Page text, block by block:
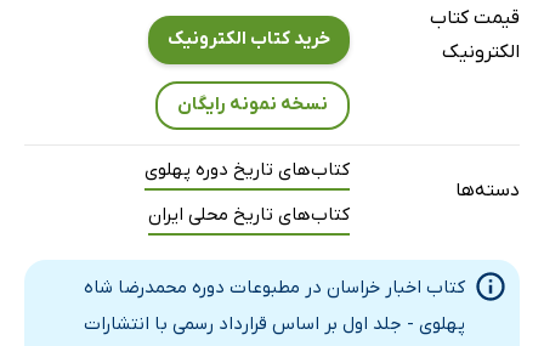
روزهای سیاه (1)
تلگراف تبریک کارگران معدن چشمه گل
پاسخ به بیانیه اتحادیه کارمندان ادارات دولتی
انتخاب انجمن نظار
طلوع و غروب (4)
در پیچ و خم کوچه‌ها
قیمت کتاب
الکترونیک
خرید کتاب الکترونیک
نسخه نمونه رایگان
دسته‌ها
کتاب‌های تاریخ دوره پهلوی
کتاب‌های تاریخ محلی ایران
کتاب اخبار خراسان در مطبوعات دوره محمدرضا شاه
پهلوی - جلد اول بر اساس قرارداد رسمی با انتشارات